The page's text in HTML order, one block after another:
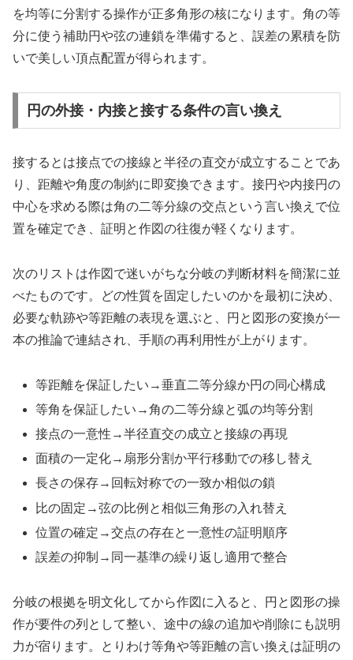
を均等に分割する操作が正多角形の核になります。角の等
分に使う補助円や弦の連鎖を準備すると、誤差の累積を防
いで美しい頂点配置が得られます。
円の外接・内接と接する条件の言い換え
接するとは接点での接線と半径の直交が成立することであ
り、距離や角度の制約に即変換できます。接円や内接円の
中心を求める際は角の二等分線の交点という言い換えで位
置を確定でき、証明と作図の往復が軽くなります。
次のリストは作図で迷いがちな分岐の判断材料を簡潔に並
べたものです。どの性質を固定したいのかを最初に決め、
必要な軌跡や等距離の表現を選ぶと、円と図形の変換が一
本の推論で連結され、手順の再利用性が上がります。
等距離を保証したい→垂直二等分線か円の同心構成
等角を保証したい→角の二等分線と弧の均等分割
接点の一意性→半径直交の成立と接線の再現
面積の一定化→扇形分割か平行移動での移し替え
長さの保存→回転対称での一致か相似の鎖
比の固定→弦の比例と相似三角形の入れ替え
位置の確定→交点の存在と一意性の証明順序
誤差の抑制→同一基準の繰り返し適用で整合
分岐の根拠を明文化してから作図に入ると、円と図形の操
作が要件の列として整い、途中の線の追加や削除にも説明
力が宿ります。とりわけ等角や等距離の言い換えは証明の